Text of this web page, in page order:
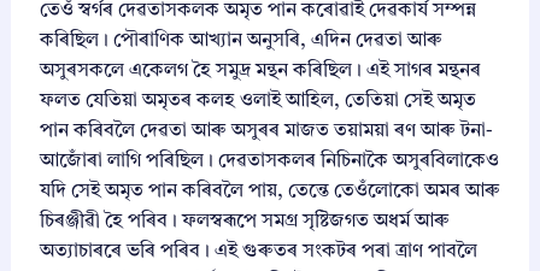
তেওঁ স্বৰ্গৰ দেৱতাসকলক অমৃত পান কৰোৱাই দেৱকাৰ্য সম্পন্ন
কৰিছিল। পৌৰাণিক আখ্যান অনুসৰি, এদিন দেৱতা আৰু
অসুৰসকলে একেলগ হৈ সমুদ্ৰ মন্থন কৰিছিল। এই সাগৰ মন্থনৰ
ফলত যেতিয়া অমৃতৰ কলহ ওলাই আহিল, তেতিয়া সেই অমৃত
পান কৰিবলৈ দেৱতা আৰু অসুৰৰ মাজত তয়াময়া ৰণ আৰু টনা-
আজোঁৰা লাগি পৰিছিল। দেৱতাসকলৰ নিচিনাকৈ অসুৰবিলাকেও
যদি সেই অমৃত পান কৰিবলৈ পায়, তেন্তে তেওঁলোকো অমৰ আৰু
চিৰঞ্জীৱী হৈ পৰিব। ফলস্বৰূপে সমগ্ৰ সৃষ্টিজগত অধৰ্ম আৰু
অত্যাচাৰৰে ভৰি পৰিব। এই গুৰুতৰ সংকটৰ পৰা ত্ৰাণ পাবলৈ